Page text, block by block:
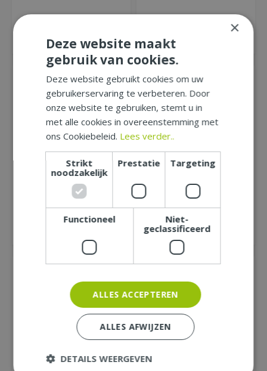
€9,
MEER INFORMATIE MEER INFORMATIE
uil staand 24cm wit, per
stuk
rendier met jong
20x11x20cm, per stuk
€9,99
MEER INFORMATIE
gnome 39cm design
roze, per stuk
hert 26cm bont grijs,
×
Deze website maakt
gebruik van cookies.
Deze website gebruikt cookies om uw
gebruikerservaring te verbeteren. Door
onze website te gebruiken, stemt u in
met alle cookies in overeenstemming met
ons Cookiebeleid. Lees verder..
Strikt
noodzakelijk
Prestatie Targeting
Functioneel
Niet-
geclassificeerd
ALLES ACCEPTEREN
ALLES AFWIJZEN
DETAILS WEERGEVEN